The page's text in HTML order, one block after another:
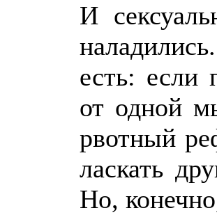
И
есть: если
от одной
рвотный
ласкать
Но,